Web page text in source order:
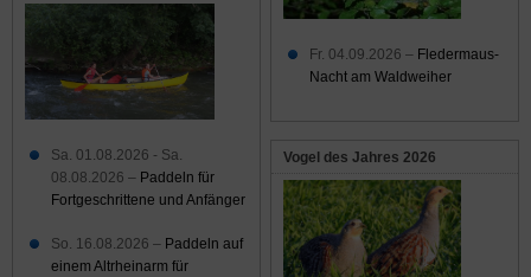
Fr. 04.09.2026 – Fledermaus-
Nacht am Waldweiher
Vogel des Jahres 2026
Sa. 01.08.2026 - Sa.
08.08.2026 – Paddeln für
Fortgeschrittene und Anfänger
So. 16.08.2026 – Paddeln auf
einem Altrheinarm für